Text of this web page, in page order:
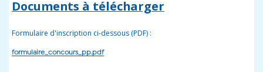
Documents à télécharger
Formulaire d'inscription ci-dessous (PDF) :
formulaire_concours_pp.pdf